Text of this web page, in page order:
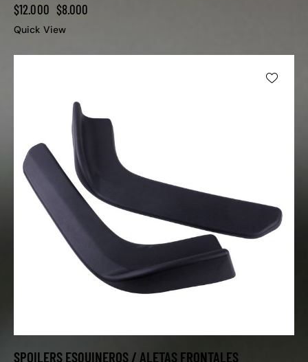
$12.000 $8.000
Quick View
SPOILERS ESQUINEROS / ALETAS FRONTALES